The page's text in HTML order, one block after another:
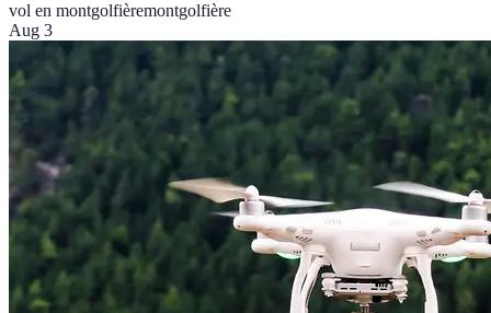
vol en montgolfièremontgolfière
Aug 3